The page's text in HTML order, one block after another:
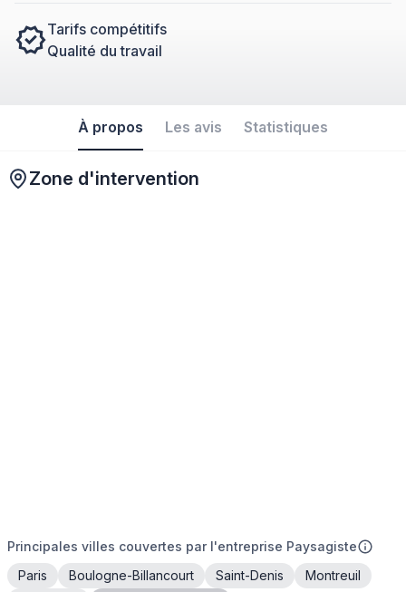
Tarifs compétitifs
Qualité du travail
À propos Les avis Statistiques
Zone d'intervention
Principales villes couvertes par l'entreprise Paysagiste
Paris
Boulogne-Billancourt Saint-Denis Montreuil